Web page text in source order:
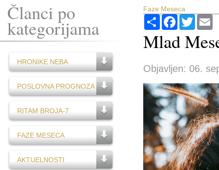
Članci po
kategorijama
HRONIKE NEBA
POSLOVNA PROGNOZA
RITAM BROJA-7
FAZE MESECA
AKTUELNOSTI
Faze Meseca
PodijeliFacebook
Twitter
Mlad
Objavljen: 06.